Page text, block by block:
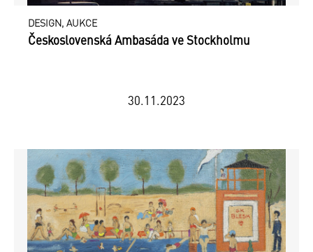
DESIGN, AUKCE
Československá Ambasáda ve Stockholmu
30.11.2023